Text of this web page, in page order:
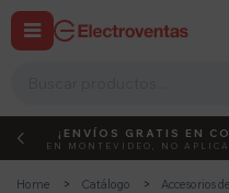

DEBUT
¡ENVÍOS GRATIS EN
EN MONTEVIDEO, NO
Home Catálogo Accesorios